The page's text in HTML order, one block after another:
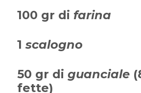
100 gr di farina
1scalogno
50 gr di guanciale
fette)